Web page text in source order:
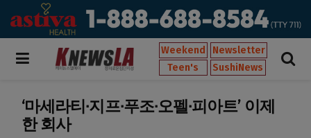
Weekend
Newsletter
Teen's
SushiNews
‘마세라티∙지프∙푸조∙오펠∙피아트’ 이제
한 회사